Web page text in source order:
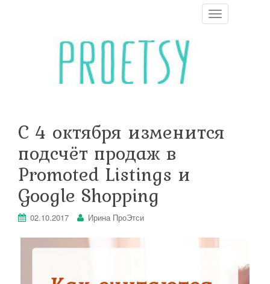
T
o
g
a
С 4 октября изменится
подсчёт продаж в
Promoted Listings и
Google Shopping
02.10.2017 Ирина ПроЭтси